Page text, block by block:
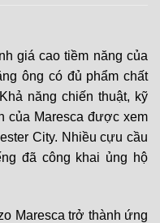
giá cao tiềm năng của
ông có đủ phẩm chất
năng chiến thuật, kỹ
của Maresca được xem
City. Nhiều cựu cầu
đã công khai ủng hộ
Maresca trở thành ứng